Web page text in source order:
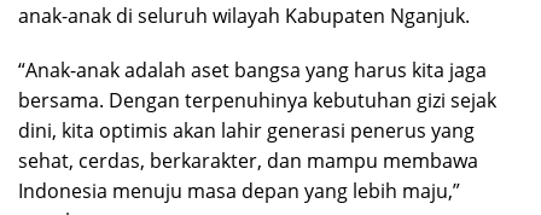
anak-anak di seluruh wilayah Kabupaten Nganjuk.
“Anak-anak adalah aset bangsa yang harus kita jaga
bersama. Dengan terpenuhinya kebutuhan gizi sejak
dini, kita optimis akan lahir generasi penerus yang
sehat, cerdas, berkarakter, dan mampu membawa
Indonesia menuju masa depan yang lebih maju,”